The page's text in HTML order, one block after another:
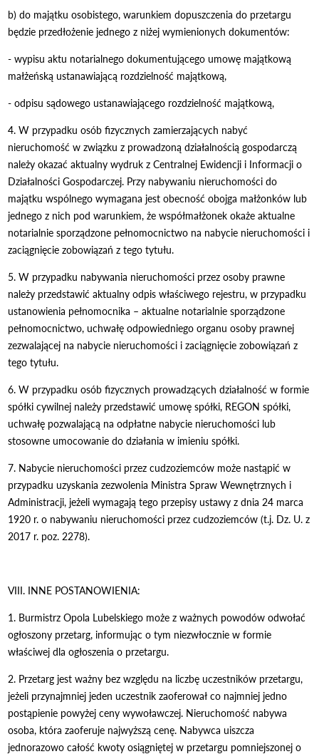
b) do majątku osobistego, warunkiem dopuszczenia do przetargu
będzie przedłożenie jednego z niżej wymienionych dokumentów:
- wypisu aktu notarialnego dokumentującego umowę majątkową
małżeńską ustanawiającą rozdzielność majątkową,
- odpisu sądowego ustanawiającego rozdzielność majątkową,
4. W przypadku osób fizycznych zamierzających nabyć
nieruchomość w związku z prowadzoną działalnością gospodarczą
należy okazać aktualny wydruk z Centralnej Ewidencji i Informacji o
Działalności Gospodarczej. Przy nabywaniu nieruchomości do
majątku wspólnego wymagana jest obecność obojga małżonków lub
jednego z nich pod warunkiem, że współmałżonek okaże aktualne
notarialnie sporządzone pełnomocnictwo na nabycie nieruchomości i
zaciągnięcie zobowiązań z tego tytułu.
5. W przypadku nabywania nieruchomości przez osoby prawne
należy przedstawić aktualny odpis właściwego rejestru, w przypadku
ustanowienia pełnomocnika – aktualne notarialnie sporządzone
pełnomocnictwo, uchwałę odpowiedniego organu osoby prawnej
zezwalającej na nabycie nieruchomości i zaciągnięcie zobowiązań z
tego tytułu.
6. W przypadku osób fizycznych prowadzących działalność w formie
spółki cywilnej należy przedstawić umowę spółki, REGON spółki,
uchwałę pozwalającą na odpłatne nabycie nieruchomości lub
stosowne umocowanie do działania w imieniu spółki.
7. Nabycie nieruchomości przez cudzoziemców może nastąpić w
przypadku uzyskania zezwolenia Ministra Spraw Wewnętrznych i
Administracji, jeżeli wymagają tego przepisy ustawy z dnia 24 marca
1920 r. o nabywaniu nieruchomości przez cudzoziemców (t.j. Dz. U. z
2017 r. poz. 2278).
VIII. INNE POSTANOWIENIA:
1. Burmistrz Opola Lubelskiego może z ważnych powodów odwołać
ogłoszony przetarg, informując o tym niezwłocznie w formie
właściwej dla ogłoszenia o przetargu.
2. Przetarg jest ważny bez względu na liczbę uczestników przetargu,
jeżeli przynajmniej jeden uczestnik zaoferował co najmniej jedno
postąpienie powyżej ceny wywoławczej. Nieruchomość nabywa
osoba, która zaoferuje najwyższą cenę. Nabywca uiszcza
jednorazowo całość kwoty osiągniętej w przetargu pomniejszonej o